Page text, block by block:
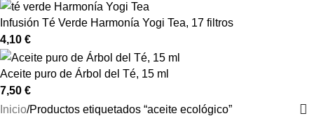
Infusión Té Verde Harmonía Yogi Tea, 17 filtros
4,10 €
Aceite puro de Árbol del Té, 15 ml
7,50 €
Inicio Productos etiquetados “aceite ecológico”